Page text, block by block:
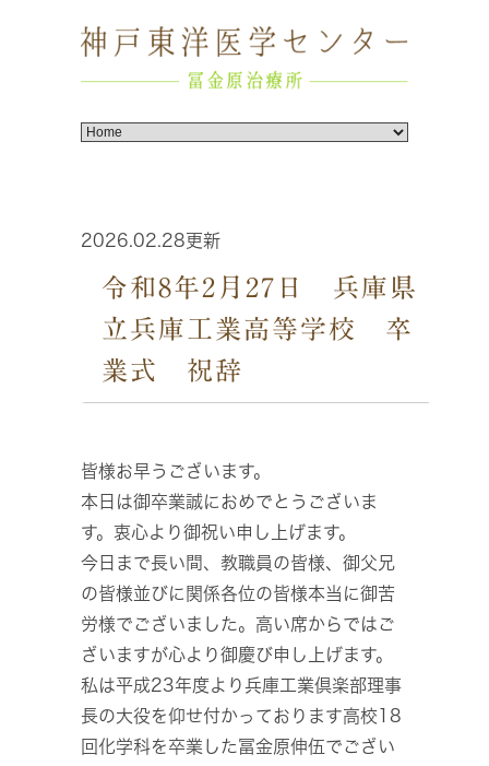
2026.02.28更新
令和8年2月27日 兵庫県
立兵庫工業高等学校 卒
業式 祝辞
皆様お早うございます。
本日は御卒業誠におめでとうございま
す。衷心より御祝い申し上げます。
今日まで長い間、教職員の皆様、御父兄
の皆様並びに関係各位の皆様本当に御苦
労様でございました。高い席からではご
ざいますが心より御慶び申し上げます。
私は平成23年度より兵庫工業倶楽部理事
長の大役を仰せ付かっております高校18
回化学科を卒業した冨金原伸伍でござい